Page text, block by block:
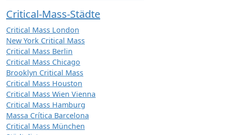
Critical-Mass-Städte
Critical Mass London
New York Critical Mass
Critical Mass Berlin
Critical Mass Chicago
Brooklyn Critical Mass
Critical Mass Houston
Critical Mass Wien Vienna
Critical Mass Hamburg
Massa Crítica Barcelona
Critical Mass München